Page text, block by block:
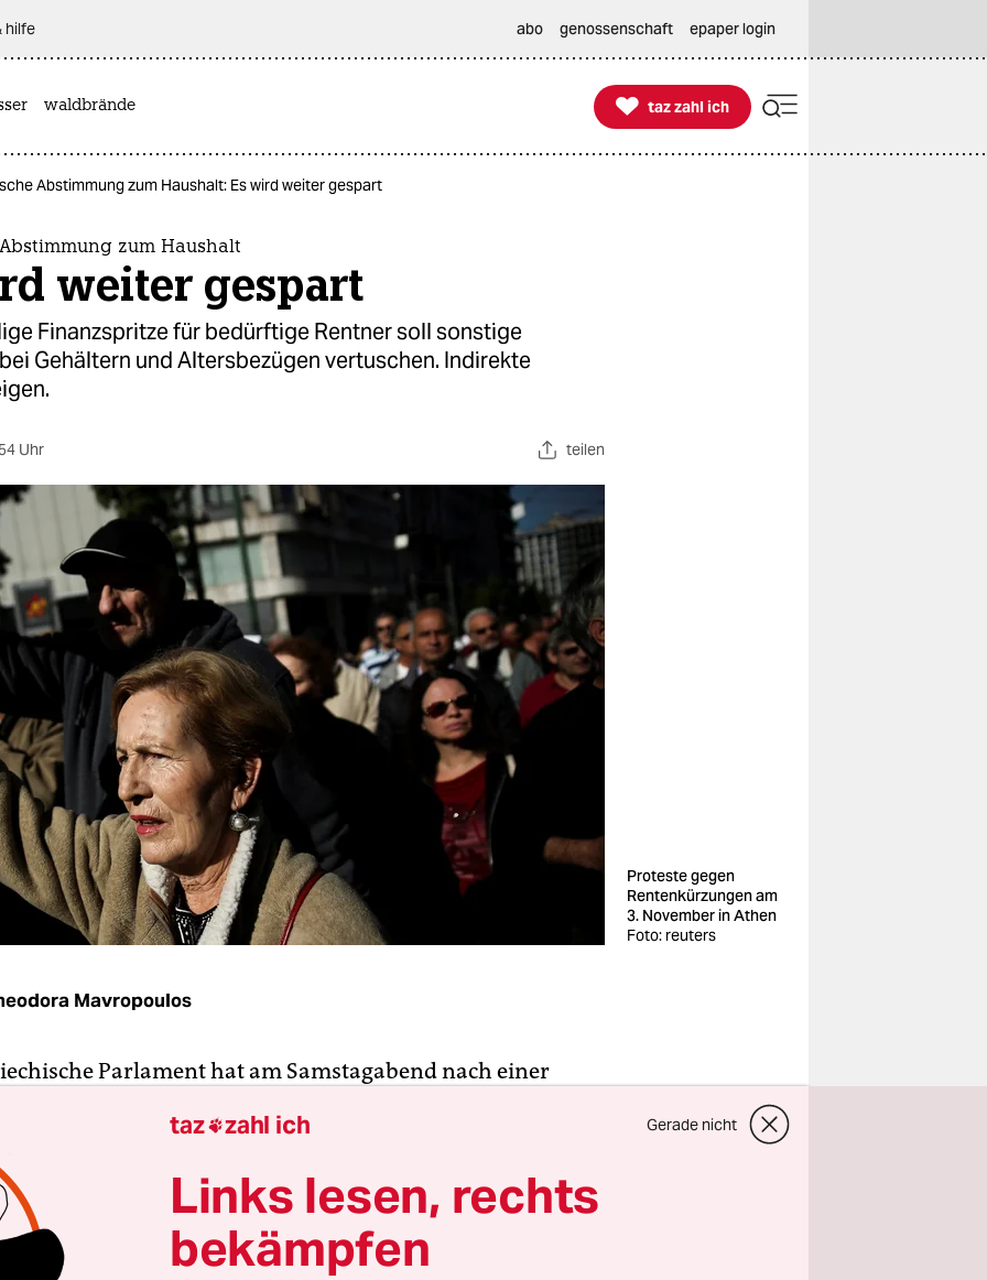
hilfe abo genossenschaft epaper login
waldbrände 
taz zahl ich
taz zahl ich
Abstimmung zum Haushalt: Es wird weiter gespart
zum Haushalt
weiter gespart
Finanzspritze für bedürftige Rentner soll sonstige
Gehältern und Altersbezügen vertuschen. Indirekte
Uhr teilen
Proteste gegen
Rentenkürzungen am
3. November in Athen
Foto: reuters
Mavropoulos
Parlament hat am Samstagabend nach einer
Alexis Tsipras bezeichnete den Etat als „erstes Budget
und des Aufschwungs“.
für den Haushaltsplan der Koalitionsregierung aus
(ANEL) und Linken (Syriza) fiel knapp aus: 152 der
taz zahl ich Gerade nicht
Links lesen, rechts
bekämpfen